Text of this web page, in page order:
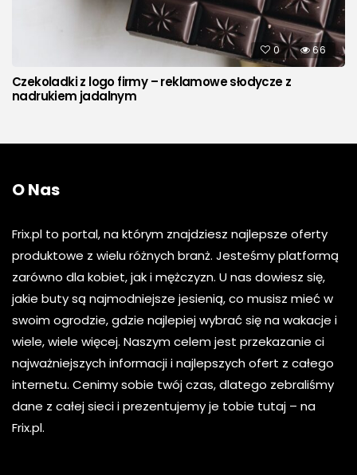
0 66
Czekoladki z logo firmy – reklamowe słodycze z
nadrukiem jadalnym
O Nas
Frix.pl to portal, na którym znajdziesz najlepsze oferty
produktowe z wielu różnych branż. Jesteśmy platformą
zarówno dla kobiet, jak i mężczyzn. U nas dowiesz się,
jakie buty są najmodniejsze jesienią, co musisz mieć w
swoim ogrodzie, gdzie najlepiej wybrać się na wakacje i
wiele, wiele więcej. Naszym celem jest przekazanie ci
najważniejszych informacji i najlepszych ofert z całego
internetu. Cenimy sobie twój czas, dlatego zebraliśmy
dane z całej sieci i prezentujemy je tobie tutaj – na
Frix.pl.